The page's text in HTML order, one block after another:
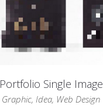
Portfolio Single Image
Graphic, Idea, Web Design